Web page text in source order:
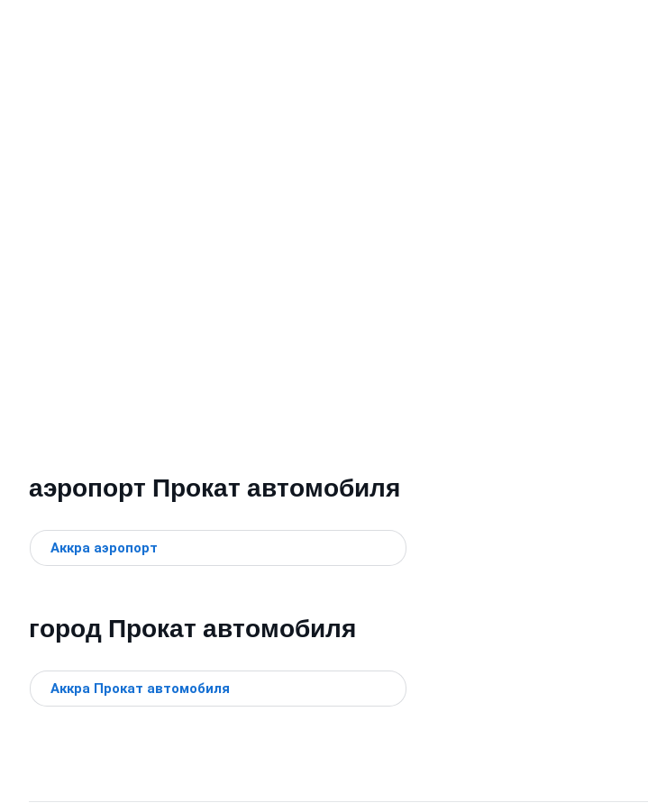
аэропорт Прокат автомобиля
Аккра аэропорт
город Прокат автомобиля
Аккра Прокат автомобиля